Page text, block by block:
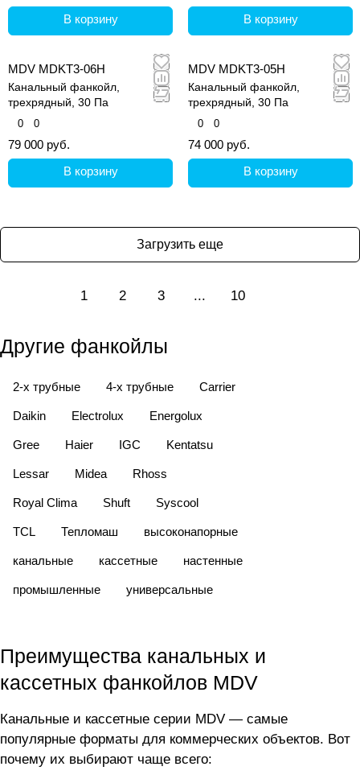
В корзину В корзину
MDV MDKT3-06H
Канальный фанкойл,
трехрядный, 30 Па
0 0
79 000 руб.
В корзину
MDV MDKT3-05H
Канальный фанкойл,
трехрядный, 30 Па
0 0
74 000 руб.
В корзину
Загрузить еще
1 2 3 ... 10
Другие фанкойлы
2-х трубные 4-х трубные Carrier
Daikin Electrolux Energolux
Gree Haier IGC Kentatsu
Lessar Midea Rhoss
Royal Clima Shuft Syscool
TCL Тепломаш высоконапорные
канальные кассетные настенные
промышленные универсальные
Преимущества канальных и
кассетных фанкойлов MDV
Канальные и кассетные серии MDV — самые
популярные форматы для коммерческих объектов. Вот
почему их выбирают чаще всего: